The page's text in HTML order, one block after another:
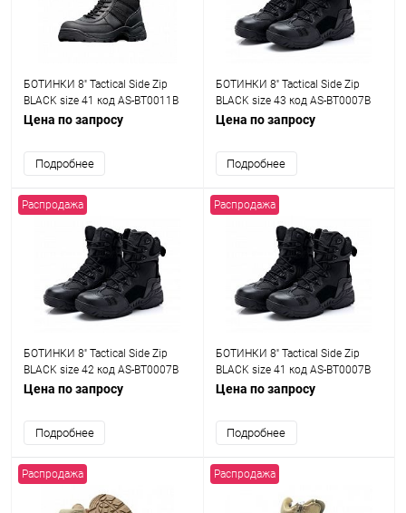
БОТИНКИ 8'' Tactical Side Zip
BLACK size 41 код AS-BT0011B
Цена по запросу
Подробнее
БОТИНКИ 8'' Tactical Side Zip
BLACK size 43 код AS-BT0007B
Цена по запросу
Подробнее
Распродажа
БОТИНКИ 8'' Tactical Side Zip
BLACK size 42 код AS-BT0007B
Цена по запросу
Подробнее
Распродажа
БОТИНКИ 8'' Tactical Side Zip
BLACK size 41 код AS-BT0007B
Цена по запросу
Подробнее
Распродажа Распродажа